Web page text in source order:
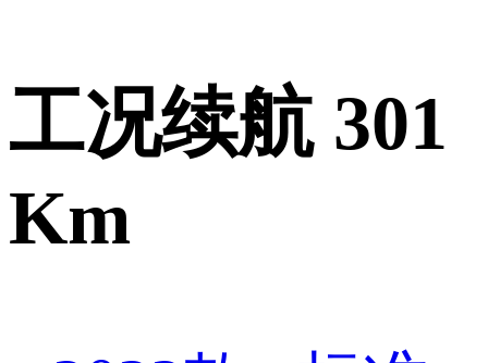
工况续航 301
Km